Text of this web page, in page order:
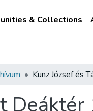
& Collections
Deáktér